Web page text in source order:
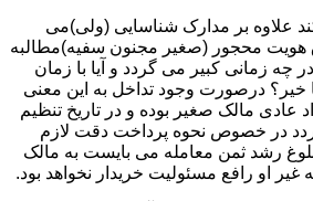
علاوه بر مدارک شناسایی (ولی)می
هویت محجور (صغیر مجنون سفیه)مطالبه
زمانی کبیر می گردد و آیا با زمان
خیر؟ درصورت وجود تداخل به این معنی
عادی مالک صغیر بوده و در تاریخ تنظیم
در خصوص نحوه پرداخت دقت لازم
رشد ثمن معامله می بایست به مالک
او رافع مسئولیت خریدار نخواهد بود.